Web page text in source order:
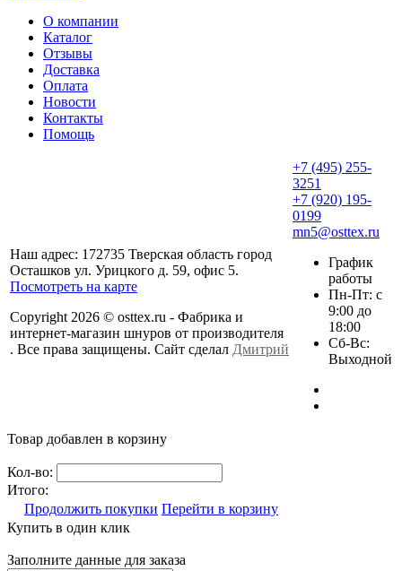
О компании
Каталог
Отзывы
Доставка
Оплата
Новости
Контакты
Помощь
Наш адрес: 172735 Тверская область город
Осташков ул. Урицкого д. 59, офис 5.
Посмотреть на карте
Copyright 2026 © osttex.ru - Фабрика и
интернет-магазин шнуров от производителя
. Все права защищены. Сайт сделал Дмитрий
+7 (495) 255-
3251
+7 (920) 195-
0199
mn5@osttex.ru
График
работы
Пн-Пт: с
9:00 до
18:00
Сб-Вс:
Выходной
Товар добавлен в корзину
Кол-во:
Итого:
Продолжить покупки Перейти в корзину
Купить в один клик
Заполните данные для заказа